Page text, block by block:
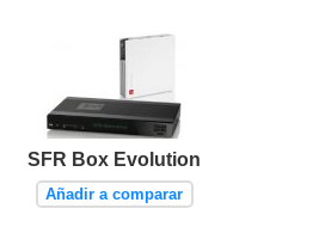
SFR Box Evolution
Añadir a comparar